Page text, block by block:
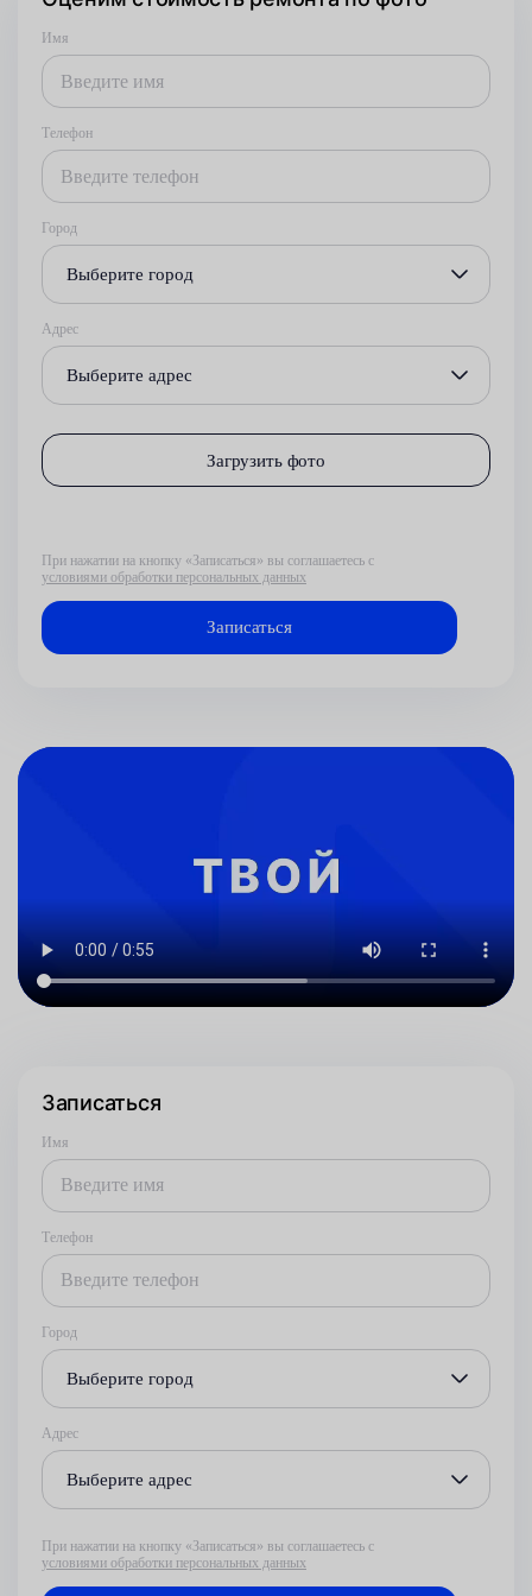
Имя
Телефон
Город
Выберите город
Адрес
Выберите адрес
Загрузить фото
При нажатии на кнопку «Записаться» вы соглашаетесь с
условиями обработки персональных данных
Записаться
Имя
Телефон
Город
Выберите город
Адрес
Выберите адрес
При нажатии на кнопку «Записаться» вы соглашаетесь с
условиями обработки персональных данных